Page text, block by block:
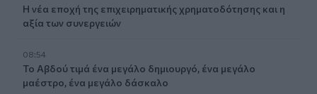
Η νέα εποχή της επιχειρηματικής χρηματοδότησης και η
αξία των συνεργειών
08:54
Το Αβδού τιμά ένα μεγάλο δημιουργό, ένα μεγάλο
μαέστρο, ένα μεγάλο δάσκαλο